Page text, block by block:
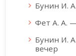
Бунин И.
Фет А. А.
Бунин И.
вечер